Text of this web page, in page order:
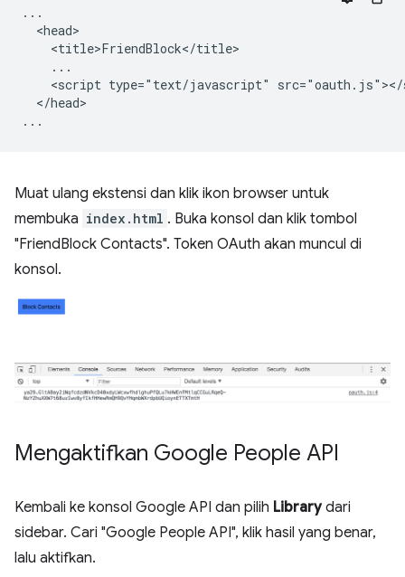
...
  <head>
    <title>FriendBlock</title>
    ...
<script type="text/javascript"
  </head>
Muat ulang ekstensi dan klik ikon browser untuk
membuka index.html . Buka konsol dan klik tombol
"FriendBlock Contacts". Token OAuth akan muncul di
konsol.
Mengaktifkan Google People API
Kembali ke konsol Google API dan pilih Librarydari
sidebar. Cari "Google People API", klik hasil yang benar,
lalu aktifkan.